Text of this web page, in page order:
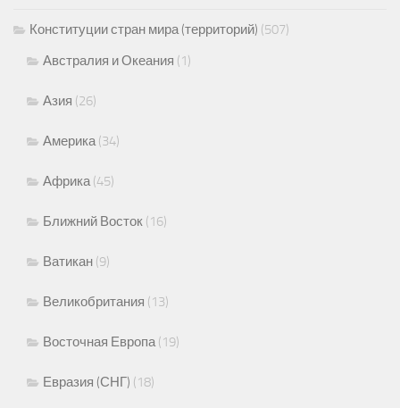
Конституции стран мира (территорий) (507)
Австралия и Океания (1)
Азия (26)
Америка(34)
Африка(45)
Ближний Восток (16)
Ватикан (9)
Великобритания (13)
Восточная Европа(19)
Евразия (СНГ) (18)